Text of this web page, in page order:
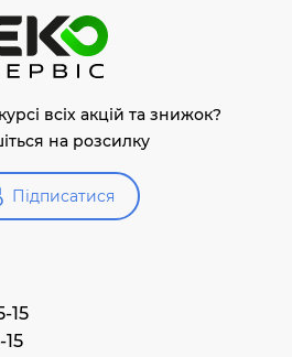
всіх акцій та знижок?
на розсилку
Підписатися
15
15